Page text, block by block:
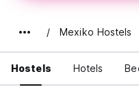
Mexiko Hostels
Hostels Hotels